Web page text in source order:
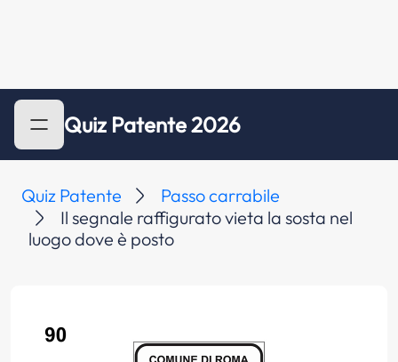
Quiz Patente 2026
Quiz Patente
Passo carrabile
Il segnale raffigurato vieta la sosta nel
luogo dove è posto